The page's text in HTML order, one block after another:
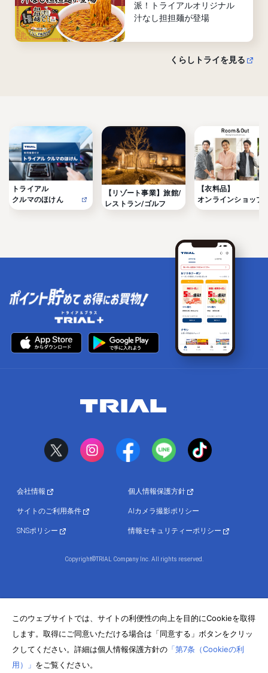
派！トライアルオリジナル
汁なし担担麺が登場
くらしトライを見る
トライアル
クルマのほけん
【リゾート事業】旅館/
レストラン/ゴルフ
【衣料品】
オンラインショップ
会社情報 個人情報保護方針
サイトのご利用条件 AIカメラ撮影ポリシー
SNSポリシー 情報セキュリティーポリシー
Copyright©TRIAL Company Inc. All rights reserved.
このウェブサイトでは、サイトの利便性の向上を目的にCookieを取得
します。取得にご同意いただける場合は「同意する」ボタンをクリッ
クしてください。詳細は個人情報保護方針の 「第7条（Cookieの利
用）」 をご覧ください。